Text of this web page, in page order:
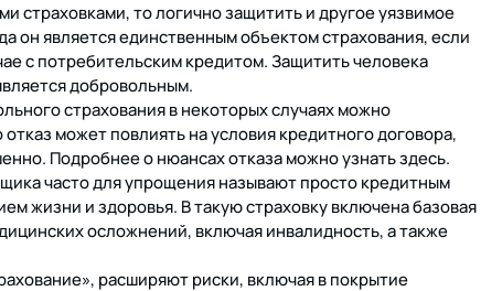
страховками, то логично защитить и другое уязвимое
он является единственным объектом страхования, если
с потребительским кредитом. Защитить человека
добровольным.
страхования в некоторых случаях можно
может повлиять на условия кредитного договора,
Подробнее о нюансах отказа можно узнать здесь.
часто для упрощения называют просто кредитным
жизни и здоровья. В такую страховку включена базовая
осложнений, включая инвалидность, а также
расширяют риски, включая в покрытие